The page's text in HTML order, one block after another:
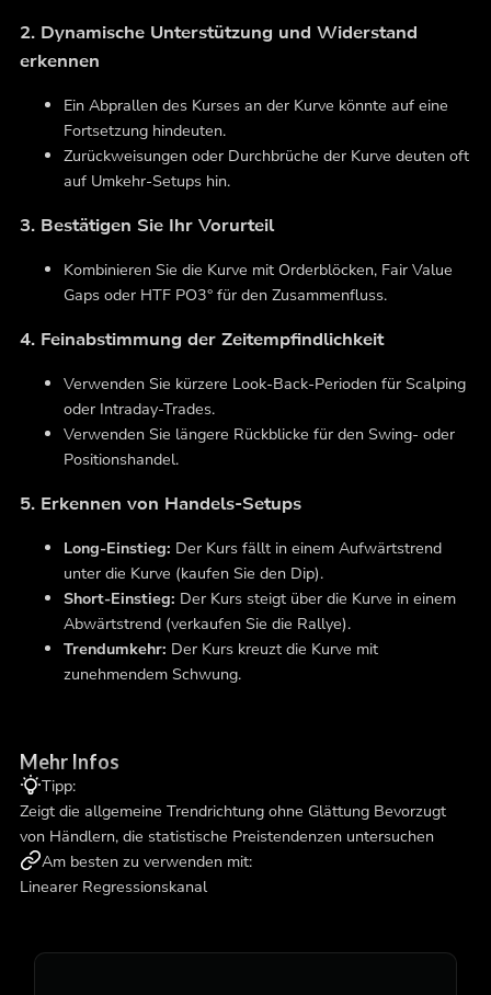
2. Dynamische Unterstützung und Widerstand
erkennen
Ein Abprallen des Kurses an der Kurve könnte auf eine
Fortsetzung hindeuten.
Zurückweisungen oder Durchbrüche der Kurve deuten oft
auf Umkehr-Setups hin.
3. Bestätigen Sie Ihr Vorurteil
Kombinieren Sie die Kurve mit Orderblöcken, Fair Value
Gaps oder HTF PO3° für den Zusammenfluss.
4. Feinabstimmung der Zeitempfindlichkeit
Verwenden Sie kürzere Look-Back-Perioden für Scalping
oder Intraday-Trades.
Verwenden Sie längere Rückblicke für den Swing- oder
Positionshandel.
5. Erkennen von Handels-Setups
Long-Einstieg: Der Kurs fällt in einem Aufwärtstrend
unter die Kurve (kaufen Sie den Dip).
Short-Einstieg: Der Kurs steigt über die Kurve in einem
Abwärtstrend (verkaufen Sie die Rallye).
Trendumkehr: Der Kurs kreuzt die Kurve mit
zunehmendem Schwung.
Mehr Infos
Tipp:
Zeigt die allgemeine Trendrichtung ohne Glättung Bevorzugt
von Händlern, die statistische Preistendenzen untersuchen
Am besten zu verwenden mit:
Linearer Regressionskanal